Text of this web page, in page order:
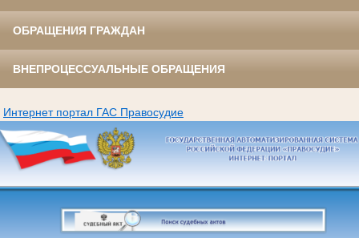
ОБРАЩЕНИЯ ГРАЖДАН
ВНЕПРОЦЕССУАЛЬНЫЕ ОБРАЩЕНИЯ
Интернет портал ГАС Правосудие